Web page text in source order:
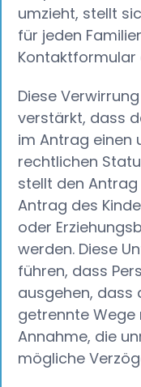
umzieht, stellt
für jeden
Diese
verstärkt, dass
im Antrag einen
rechtlichen
stellt den
Antrag des
oder
werden. Diese
führen, dass
ausgehen, dass
getrennte Wege
Annahme, die
mögliche